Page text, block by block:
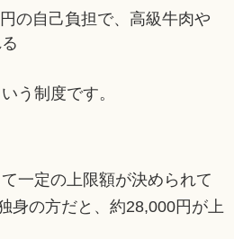
の自己負担で、高級牛肉や
う制度です。
一定の上限額が決められて
身の方だと、約28,000円が上